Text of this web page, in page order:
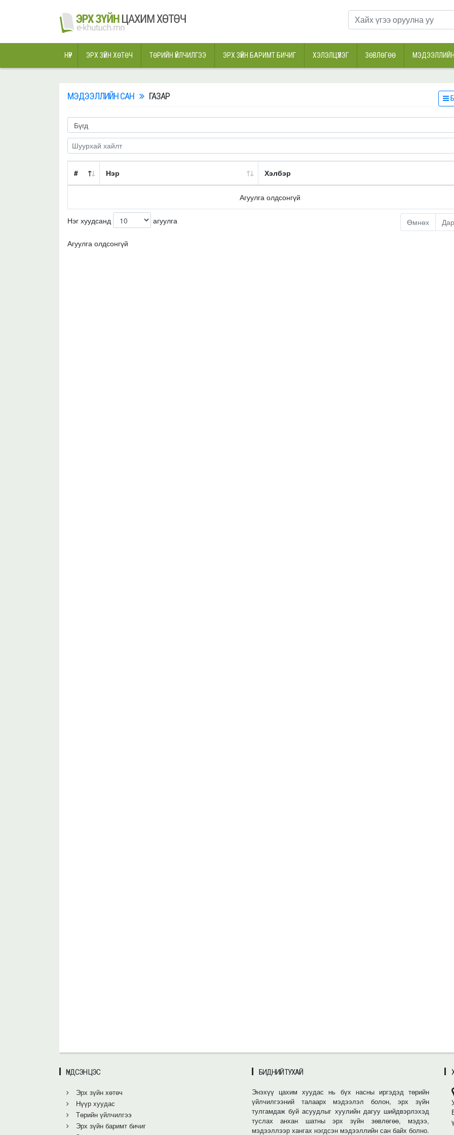
НҮҮР ЭРХ ЗҮЙН ХӨТӨЧ ТӨРИЙН ҮЙЛЧИЛГЭЭ ЭРХ ЗҮЙН БАРИМТ БИЧИГ ХЭЛЭЛЦҮҮЛЭГ ЗӨВЛӨГӨӨ
МЭДЭЭЛЛИЙН САН ГАЗАР
# Нэр Хэлбэр
Агуулга олдсонгүй
Нэг хуудсанд агуулга Өмнөх
Агуулга олдсонгүй
ҮНДСЭН ЦЭС
Эрх зүйн хөтөч
Нүүр хуудас
Төрийн үйлчилгээ
Эрх зүйн баримт бичиг
БИДНИЙ ТУХАЙ
Энэхүү цахим хуудас нь бүх насны иргэдэд төрийн
үйлчилгээний талаарх мэдээлэл болон, эрх зүйн
тулгамдаж буй асуудлыг хуулийн дагуу шийдвэрлэхэд
туслах анхан шатны эрх зүйн зөвлөгөө, мэдээ,
мэдээллээр хангах нэгдсэн мэдээллийн сан байх болно.